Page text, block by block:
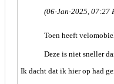
(06-Jan-2025, 07:27
Toen heeft
Deze is niet sneller
Ik dacht dat ik hier op had